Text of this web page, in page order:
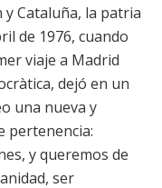
y Cataluña, la patria
de 1976, cuando
viaje a Madrid
dejó en un
una nueva y
pertenencia:
y queremos de
ser